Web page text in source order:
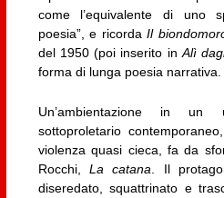
come l’equivalente di uno
poesia”, e ricordaIl
del 1950 (poi inserito in Alì
forma di lunga poesia narrativa.
Un’ambientazione in un
sottoproletario
violenza quasi cieca, fa da
Rocchi,La catana . Il
diseredato, squattrinato e